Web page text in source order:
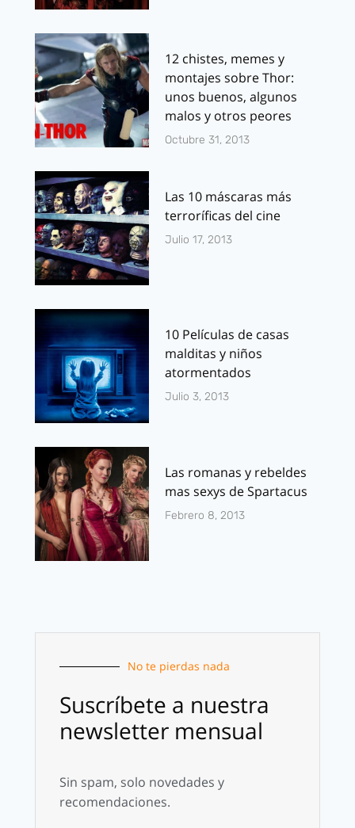
12 chistes, memes y
montajes sobre Thor:
unos buenos, algunos
malos y otros peores
Octubre 31, 2013
Las 10 máscaras más
terroríficas del cine
Julio 17, 2013
10 Películas de casas
malditas y niños
atormentados
Julio 3, 2013
Las romanas y rebeldes
mas sexys de Spartacus
Febrero 8, 2013
No te pierdas nada
Suscríbete a nuestra
newsletter mensual
Sin spam, solo novedades y
recomendaciones.